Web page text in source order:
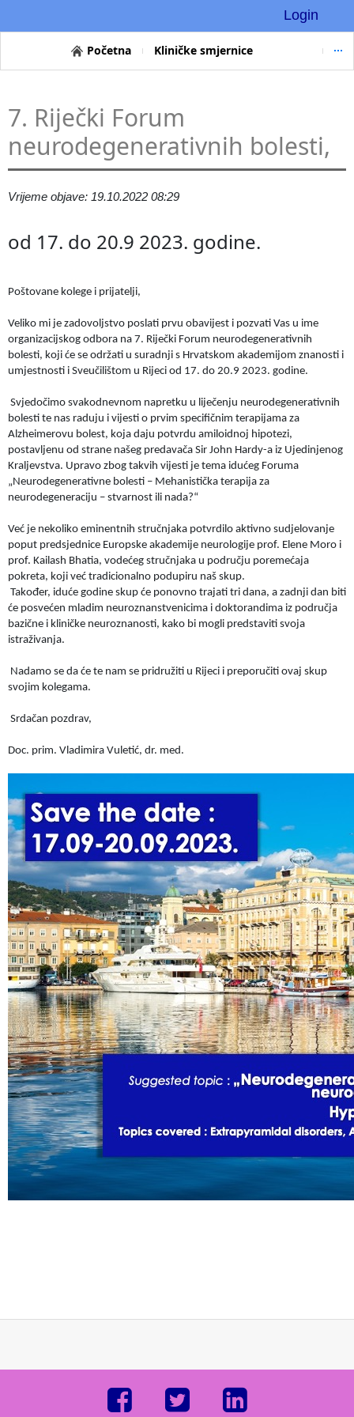
Login
Početna Kliničke smjernice
7. Riječki Forum
neurodegenerativnih bolesti,
Vrijeme objave: 19.10.2022 08:29
od 17. do 20.9 2023. godine.
Poštovane kolege i prijatelji,
Veliko mi je zadovoljstvo poslati prvu obavijest i pozvati Vas u ime
organizacijskog odbora na 7. Riječki Forum neurodegenerativnih
bolesti, koji će se održati u suradnji s Hrvatskom akademijom znanosti i
umjestnosti i Sveučilištom u Rijeci od 17. do 20.9 2023. godine.
Svjedočimo svakodnevnom napretku u liječenju neurodegenerativnih
bolesti te nas raduju i vijesti o prvim specifičnim terapijama za
Alzheimerovu bolest, koja daju potvrdu amiloidnoj hipotezi,
postavljenu od strane našeg predavača Sir John Hardy-a iz Ujedinjenog
Kraljevstva. Upravo zbog takvih vijesti je tema idućeg Foruma
„Neurodegenerativne bolesti – Mehanistička terapija za
neurodegeneraciju – stvarnost ili nada?“
Već je nekoliko eminentnih stručnjaka potvrdilo aktivno sudjelovanje
poput predsjednice Europske akademije neurologije prof. Elene Moro i
prof. Kailash Bhatia, vodećeg stručnjaka u području poremećaja
pokreta, koji već tradicionalno podupiru naš skup.
Također, iduće godine skup će ponovno trajati tri dana, a zadnji dan biti
će posvećen mladim neuroznanstvenicima i doktorandima iz područja
bazične i kliničke neuroznanosti, kako bi mogli predstaviti svoja
istraživanja.
Nadamo se da će te nam se pridružiti u Rijeci i preporučiti ovaj skup
svojim kolegama.
Srdačan pozdrav,
Doc. prim. Vladimira Vuletić, dr. med.